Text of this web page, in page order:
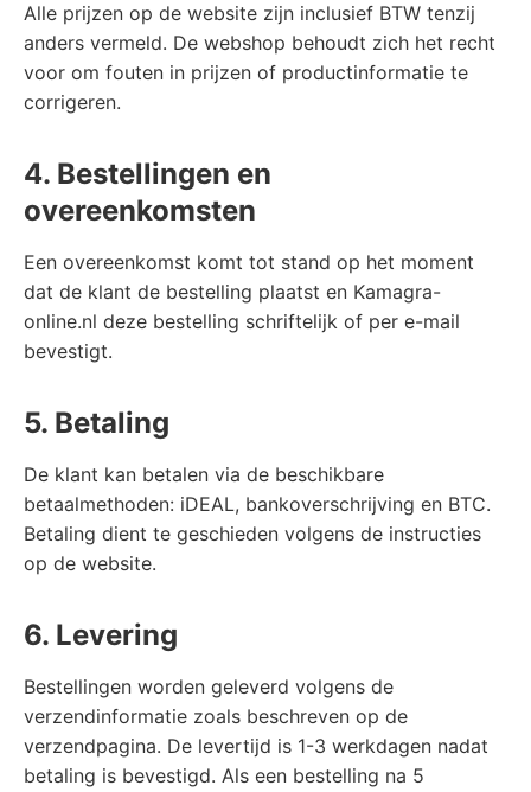
Alle prijzen op de website zijn inclusief BTW tenzij
anders vermeld. De webshop behoudt zich het recht
voor om fouten in prijzen of productinformatie te
corrigeren.
4. Bestellingen en
overeenkomsten
Een overeenkomst komt tot stand op het moment
dat de klant de bestelling plaatst en Kamagra-
online.nl deze bestelling schriftelijk of per e-mail
bevestigt.
5. Betaling
De klant kan betalen via de beschikbare
betaalmethoden: iDEAL, bankoverschrijving en BTC.
Betaling dient te geschieden volgens de instructies
op de website.
6. Levering
Bestellingen worden geleverd volgens de
verzendinformatie zoals beschreven op de
verzendpagina. De levertijd is 1-3 werkdagen nadat
betaling is bevestigd. Als een bestelling na 5